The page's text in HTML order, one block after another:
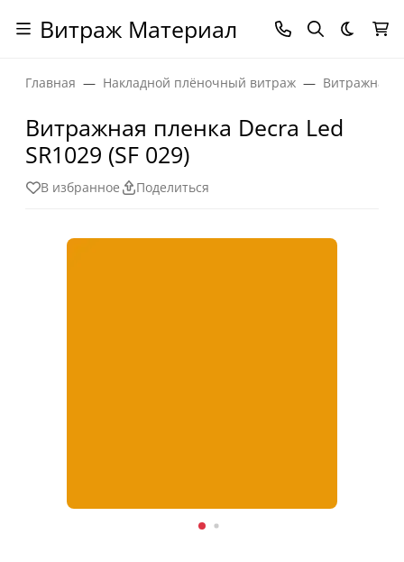
Витраж Материал Темная
Главная Накладной плёночный витраж Витражная
Витражная пленка Decra Led
SR1029 (SF 029)
В избранное Поделиться